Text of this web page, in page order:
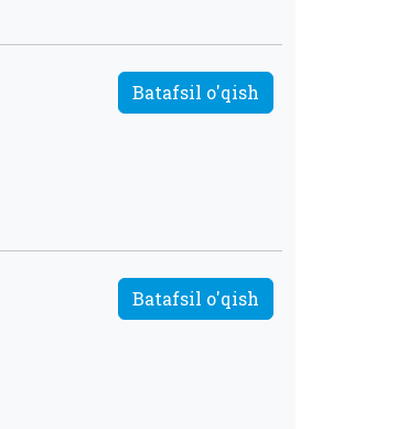
Batafsil o'qish
Batafsil o'qish